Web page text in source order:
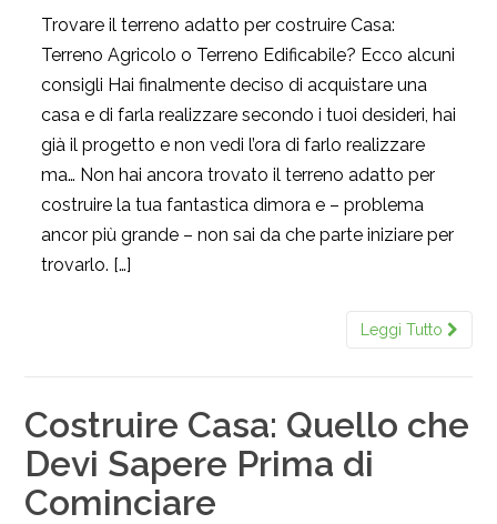
Trovare il terreno adatto per costruire Casa:
Terreno Agricolo o Terreno Edificabile? Ecco alcuni
consigli Hai finalmente deciso di acquistare una
casa e di farla realizzare secondo i tuoi desideri, hai
già il progetto e non vedi l’ora di farlo realizzare
ma… Non hai ancora trovato il terreno adatto per
costruire la tua fantastica dimora e – problema
ancor più grande – non sai da che parte iniziare per
trovarlo. […]
Leggi Tutto
Costruire Casa: Quello che
Devi Sapere Prima di
Cominciare